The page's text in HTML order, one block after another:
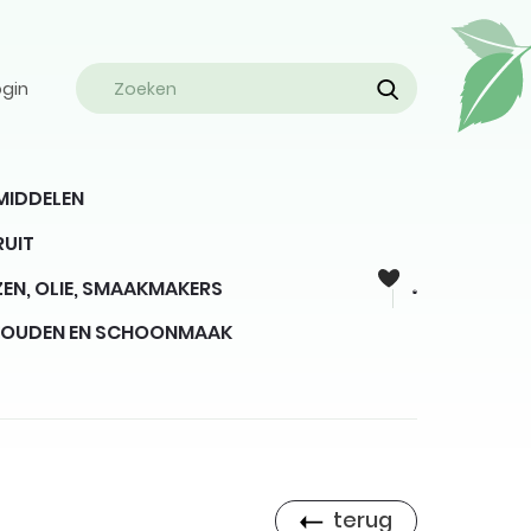
OLIE, SMAAKMAKERS
EN SCHOONMAAK
terug